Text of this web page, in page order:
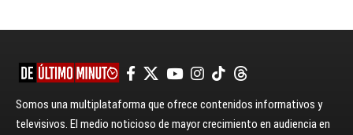
Somos una multiplataforma que ofrece contenidos informativos y
televisivos. El medio noticioso de mayor crecimiento en audiencia en